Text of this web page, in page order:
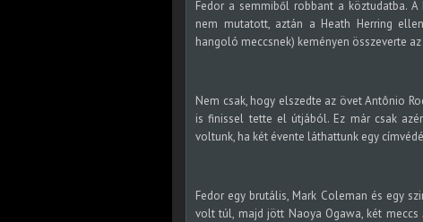
Fedor a semmiből robbant a köztudatba. A
nem mutatott, aztán a Heath Herring
hangoló meccsnek) keményen összeverte
Nem csak, hogy elszedte az övet Antônio
is finissel tette el útjából. Ez már csak
voltunk, ha két évente láthattunk egy
Fedor egy brutális, Mark Coleman és egy
volt túl, majd jött Naoya Ogawa, két meccs